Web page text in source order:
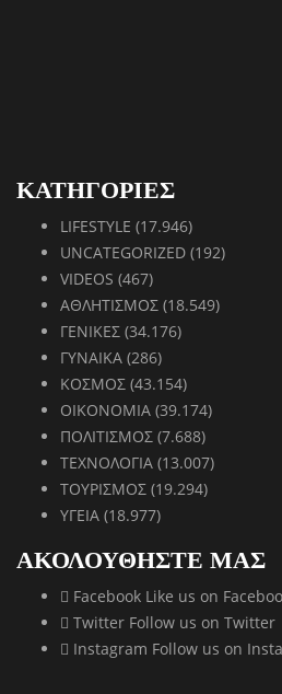
ΚΑΤΗΓΟΡΙΕΣ
LIFESTYLE (17.946)
UNCATEGORIZED (192)
VIDEOS (467)
ΑΘΛΗΤΙΣΜΟΣ (18.549)
ΓΕΝΙΚΕΣ (34.176)
ΓΥΝΑΙΚΑ (286)
ΚΟΣΜΟΣ (43.154)
ΟΙΚΟΝΟΜΙΑ (39.174)
ΠΟΛΙΤΙΣΜΟΣ (7.688)
ΤΕΧΝΟΛΟΓΙΑ (13.007)
ΤΟΥΡΙΣΜΟΣ (19.294)
ΥΓΕΙΑ (18.977)
ΑΚΟΛΟΥΘΗΣΤΕ ΜΑΣ
Facebook Like us on
Twitter Follow us on Twitter
Instagram Follow us on